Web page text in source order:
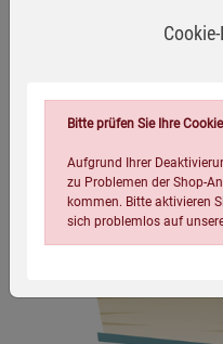
Bitte prüfen Sie Ihre
Aufgrund Ihrer
zu Problemen der Shop-
kommen. Bitte aktivieren
sich problemlos auf